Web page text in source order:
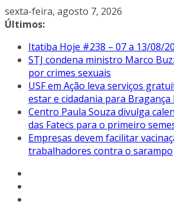
Pular
para
conteúdo
sexta-feira, agosto 7, 2026
Últimos:
Itatiba Hoje #238 – 07 a 13/08/
STJ condena ministro Marco
por crimes sexuais
USF em Ação leva serviços
estar e cidadania para Bragança
Centro Paula Souza divulga
das Fatecs para o primeiro
Empresas devem facilitar
trabalhadores contra o sarampo